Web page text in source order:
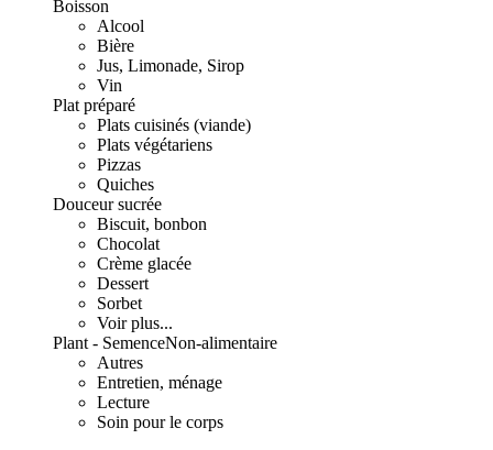
Boisson
Alcool
Bière
Jus, Limonade, Sirop
Vin
Plat préparé
Plats cuisinés (viande)
Plats végétariens
Pizzas
Quiches
Douceur sucrée
Biscuit, bonbon
Chocolat
Crème glacée
Dessert
Sorbet
Voir plus...
Plant - SemenceNon-alimentaire
Autres
Entretien, ménage
Lecture
Soin pour le corps